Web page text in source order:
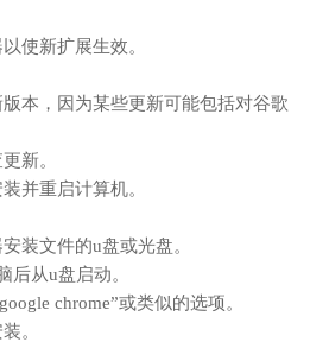
使新扩展生效。
本，因为某些更新可能包括对谷歌
新。
并重启计算机。
装文件的u盘或光盘。
后从u盘启动。
chrome”或类似的选项。
。